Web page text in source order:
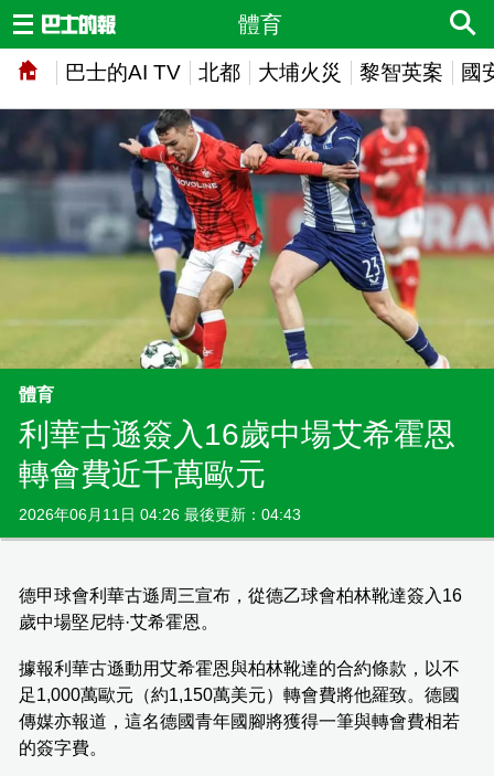
巴士的AI TV 北都 大埔火災 黎智英案 國
體育
體育
利華古遜簽入16歲中場艾希霍恩
轉會費近千萬歐元
2026年06月11日 04:26 最後更新：04:43
德甲球會利華古遜周三宣布，從德乙球會柏林靴達簽入16
歲中場堅尼特·艾希霍恩。
據報利華古遜動用艾希霍恩與柏林靴達的合約條款，以不
足1,000萬歐元（約1,150萬美元）轉會費將他羅致。德國
傳媒亦報道，這名德國青年國腳將獲得一筆與轉會費相若
的簽字費。